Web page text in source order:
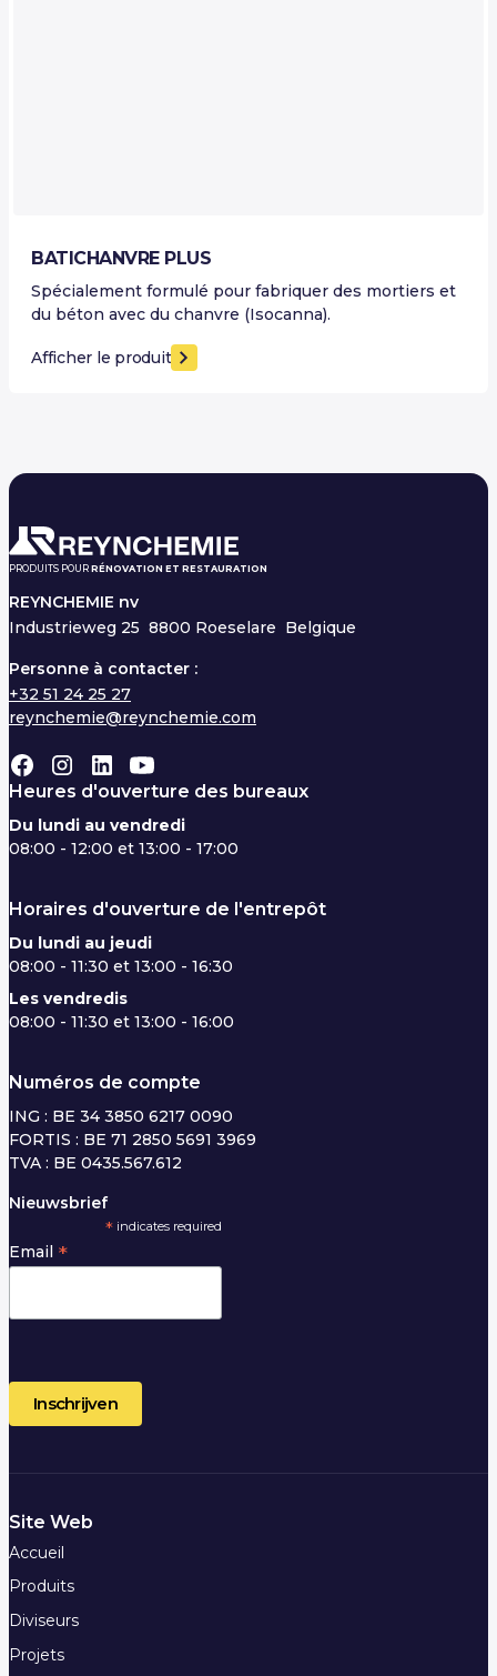
BATICHANVRE PLUS
Spécialement formulé pour fabriquer des mortiers et
du béton avec du chanvre (Isocanna).
Afficher le produit
PRODUITS POUR RÉNOVATION ET RESTAURATION
REYNCHEMIE nv
Industrieweg 25 8800 Roeselare Belgique
Personne à contacter :
+32 51 24 25 27
reynchemie@reynchemie.com
Heures d'ouverture des bureaux
Du lundi au vendredi
08:00 - 12:00 et 13:00 - 17:00
Horaires d'ouverture de l'entrepôt
Du lundi au jeudi
08:00 - 11:30 et 13:00 - 16:30
Les vendredis
08:00 - 11:30 et 13:00 - 16:00
Numéros de compte
ING : BE 34 3850 6217 0090
FORTIS : BE 71 2850 5691 3969
TVA : BE 0435.567.612
Nieuwsbrief
* indicates required
Email *
Site Web
Accueil
Produits
Diviseurs
Projets